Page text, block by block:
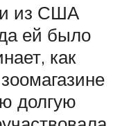
из США
ей было
как
долгую